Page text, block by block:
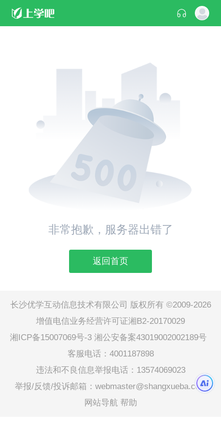
非常抱歉，服务器出错了
返回首页
长沙优学互动信息技术有限公司 版权所有 ©2009-2026
增值电信业务经营许可证湘B2-20170029
湘ICP备15007069号-3 湘公安备案43019002002189号
客服电话：4001187898
违法和不良信息举报电话：13574069023
举报/反馈/投诉邮箱：webmaster@shangxueba.com
网站导航 帮助